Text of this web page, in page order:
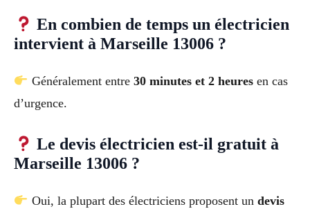
En combien de temps un électricien
intervient à Marseille 13006 ?
Généralement entre 30 minutes et 2 heuresen cas
d’urgence.
Le devis électricien est-il gratuit à
Marseille 13006 ?
Oui, la plupart des électriciens proposent un devis